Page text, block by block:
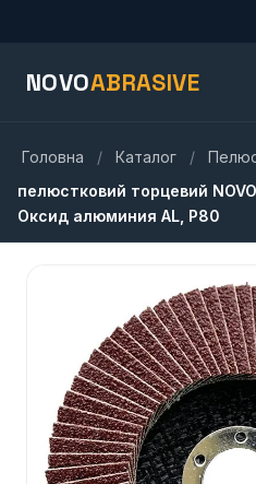
NOVOABRASIVE
Головна / Каталог /
пелюстковий торцевий
Оксид алюминия AL, P80